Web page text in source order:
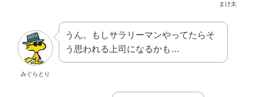
まけ太
みぐらとり
うん。もしサラリーマンやってたらそ
う思われる上司になるかも…